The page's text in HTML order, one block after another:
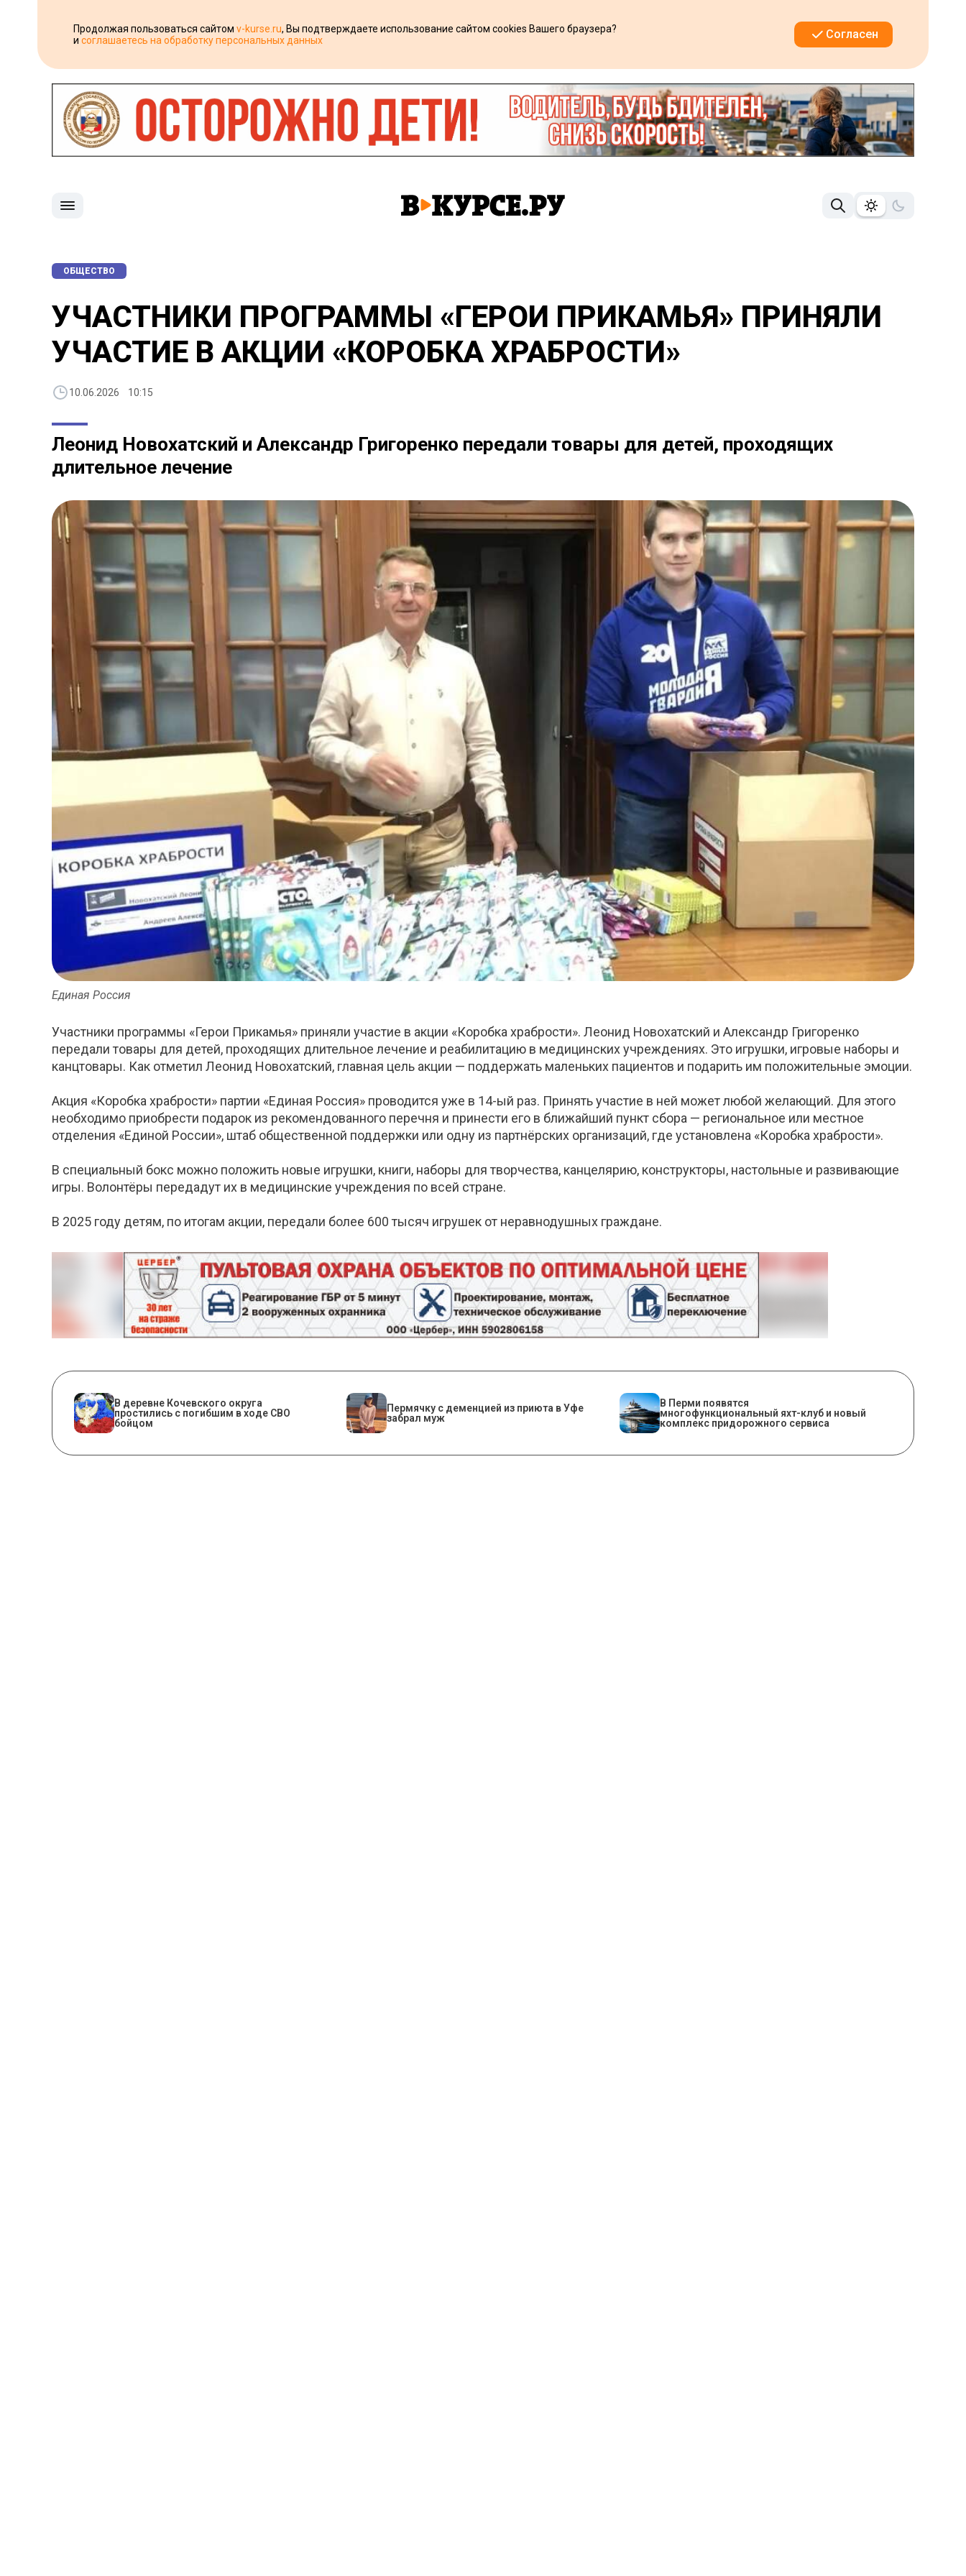
Продолжая пользоваться сайтом v-kurse.ru, Вы подтверждаете использование сайтом cookies Вашего браузера?
и соглашаетесь на обработку персональных данных Согласен
ОБЩЕСТВО
УЧАСТНИКИ ПРОГРАММЫ «ГЕРОИ ПРИКАМЬЯ» ПРИНЯЛИ
УЧАСТИЕ В АКЦИИ «КОРОБКА ХРАБРОСТИ»
10.06.2026 10:15
Леонид Новохатский и Александр Григоренко передали товары для детей, проходящих
длительное лечение
Единая Россия
Участники программы «Герои Прикамья» приняли участие в акции «Коробка храбрости». Леонид Новохатский и Александр Григоренко
передали товары для детей, проходящих длительное лечение и реабилитацию в медицинских учреждениях. Это игрушки, игровые наборы и
канцтовары. Как отметил Леонид Новохатский, главная цель акции — поддержать маленьких пациентов и подарить им положительные эмоции.
Акция «Коробка храбрости» партии «Единая Россия» проводится уже в 14-ый раз. Принять участие в ней может любой желающий. Для этого
необходимо приобрести подарок из рекомендованного перечня и принести его в ближайший пункт сбора — региональное или местное
отделения «Единой России», штаб общественной поддержки или одну из партнёрских организаций, где установлена «Коробка храбрости».
В специальный бокс можно положить новые игрушки, книги, наборы для творчества, канцелярию, конструкторы, настольные и развивающие
игры. Волонтёры передадут их в медицинские учреждения по всей стране.
В 2025 году детям, по итогам акции, передали более 600 тысяч игрушек от неравнодушных граждане.
В деревне Кочевского округа
простились с погибшим в ходе СВО
бойцом
Пермячку с деменцией из приюта в Уфе
забрал муж
В Перми появятся
многофункциональный яхт-клуб и новый
комплекс придорожного сервиса